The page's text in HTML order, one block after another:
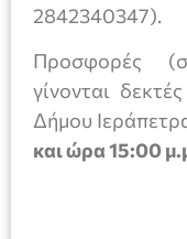
2842340347).
Προσφορές
γίνονται
Δήμου
και ώρα 15:00